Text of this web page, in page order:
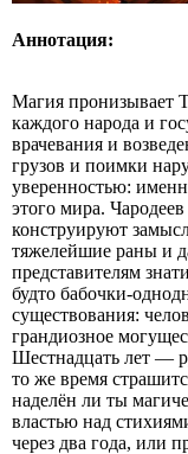
Аннотация:
Магия пронизывает
каждого народа и
врачевания и
грузов и поимки
уверенностью:
этого мира.
конструируют
тяжелейшие раны и
представителям
будто
существования:
грандиозное
Шестнадцать лет —
то же время
наделён ли ты
властью над
через два года, или